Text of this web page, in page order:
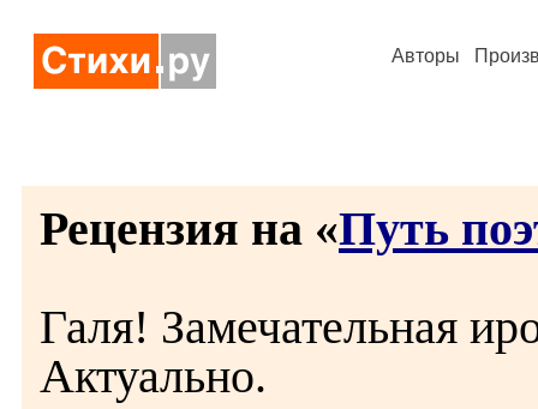
Авторы
Рецензия на «Путь
Галя! Замечательная
Актуально.